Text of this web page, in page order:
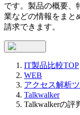
です。製品の概要、
業などの情報をまと
請求できます。
IT製品比較TOP
WEB
アクセス解析
Talkwalker
Talkwalkerの評